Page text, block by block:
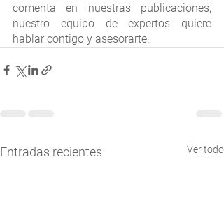
comenta en nuestras publicaciones,
nuestro equipo de expertos quiere
hablar contigo y asesorarte.
Entradas recientes Ver todo